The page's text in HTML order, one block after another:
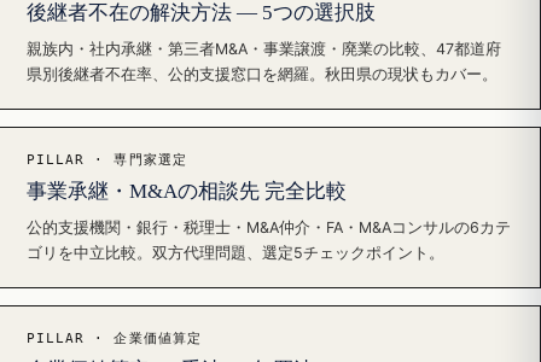
後継者不在の解決方法 — 5つの選択肢
親族内・社内承継・第三者M&A・事業譲渡・廃業の比較、47都道府
県別後継者不在率、公的支援窓口を網羅。秋田県の現状もカバー。
PILLAR · 専門家選定
事業承継・M&Aの相談先 完全比較
公的支援機関・銀行・税理士・M&A仲介・FA・M&Aコンサルの6カテ
ゴリを中立比較。双方代理問題、選定5チェックポイント。
PILLAR · 企業価値算定